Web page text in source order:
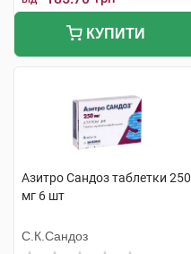
КУПИТИ
Азитро Сандоз таблетки 250
мг 6 шт
С.К.Сандоз